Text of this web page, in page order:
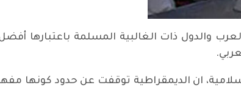
والدول ذات الغالبية المسلمة باعتبارها
ان الديمقراطية توقفت عن حدود كونها